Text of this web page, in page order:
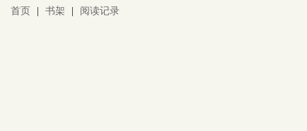
首页 书架 阅读记录